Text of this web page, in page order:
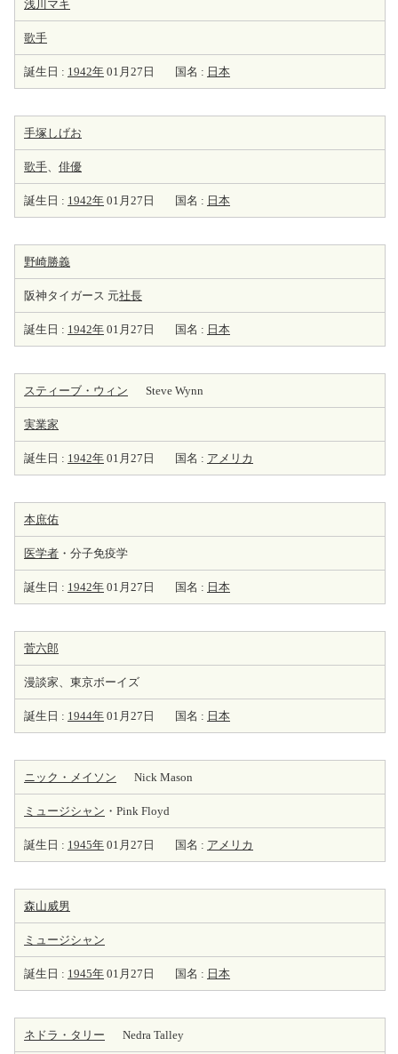
浅川マキ
歌手
誕生日 : 1942年 01月27日 国名 : 日本
手塚しげお
歌手、 俳優
誕生日 : 1942年 01月27日 国名 : 日本
野崎勝義
阪神タイガース 元社長
誕生日 : 1942年 01月27日 国名 : 日本
スティーブ・ウィン Steve Wynn
実業家
誕生日 : 1942年 01月27日 国名 : アメリカ
本庶佑
医学者 ・分子免疫学
誕生日 : 1942年 01月27日 国名 : 日本
菅六郎
漫談家、東京ボーイズ
誕生日 : 1944年 01月27日 国名 : 日本
ニック・メイソン Nick Mason
ミュージシャン ・Pink Floyd
誕生日 : 1945年 01月27日 国名 : アメリカ
森山威男
ミュージシャン
誕生日 : 1945年 01月27日 国名 : 日本
ネドラ・タリー Nedra Talley